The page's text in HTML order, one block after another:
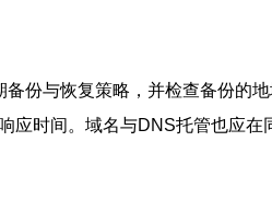
份与恢复策略，并检查备份的
应时间。域名与DNS托管也应